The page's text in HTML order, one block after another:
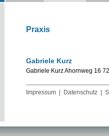
Praxis
Gabriele Kurz
Gabriele Kurz Ahornweg 16
Impressum Datenschutz